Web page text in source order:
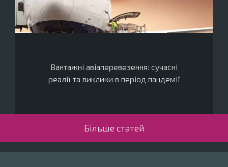
Вантажні авіаперевезення: сучасні
реалії та виклики в період пандемії
Більше статей